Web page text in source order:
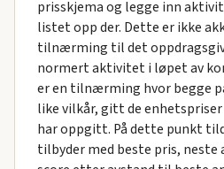
prisskjema og legge inn
listet opp der. Dette er ikke
tilnærming til det
normert aktivitet i løpet av
er en tilnærming hvor begge
like vilkår, gitt de
har oppgitt. På dette punkt
tilbyder med beste pris,